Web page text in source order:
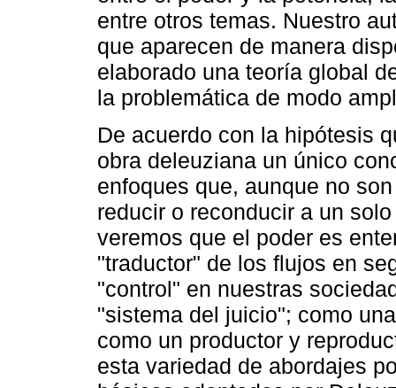
entre otros temas. Nuestro
que aparecen de manera
elaborado una teoría global
la problemática de modo
De acuerdo con la hipótesis
obra deleuziana un único
enfoques que, aunque no
reducir o reconducir a un
veremos que el poder es
"traductor" de los flujos en
"control" en nuestras
"sistema del juicio"; como
como un productor y
esta variedad de abordajes